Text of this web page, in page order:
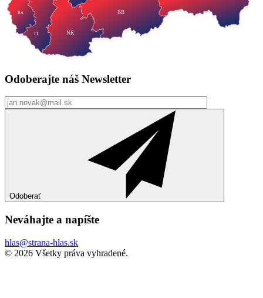
TT NR
BB
BA
Odoberajte náš Newsletter
Odoberať
Neváhajte a napíšte
hlas@strana-hlas.sk
©️ 2026 Všetky práva vyhradené.